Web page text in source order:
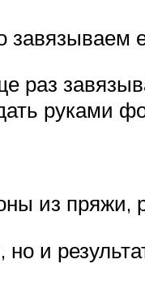
завязываем
раз
руками
из пряжи,
и